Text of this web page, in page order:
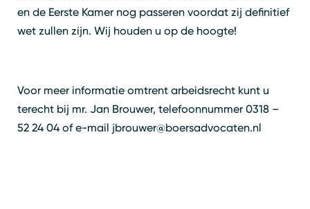
en de Eerste Kamer nog passeren voordat zij definitief
wet zullen zijn. Wij houden u op de hoogte!
Voor meer informatie omtrent arbeidsrecht kunt u
terecht bij mr. Jan Brouwer, telefoonnummer 0318 –
52 24 04 of e-mail jbrouwer@boersadvocaten.nl